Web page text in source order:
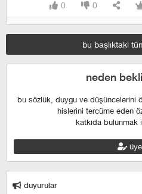
0 0
bu başlıktaki
neden
bu sözlük, duygu ve düşüncelerini
hislerini tercüme eden
katkıda bulunmak
duyurular